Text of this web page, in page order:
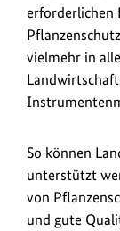
erforderlichen
vielmehr in
So können
unterstützt
von
und gute